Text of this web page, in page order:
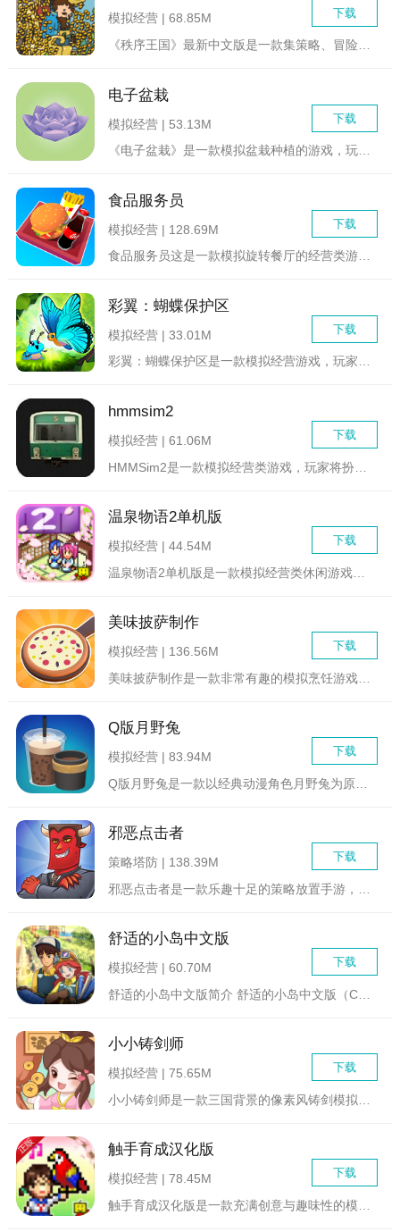
下载
模拟经营 | 68.85M
《秩序王国》最新中文版是一款集策略、冒险与角色扮演于一体的深...
电子盆栽
下载
模拟经营 | 53.13M
《电子盆栽》是一款模拟盆栽种植的游戏，玩家可以体验到种植植物...
食品服务员
下载
模拟经营 | 128.69M
食品服务员这是一款模拟旋转餐厅的经营类游戏，在游戏中制作出很...
彩翼：蝴蝶保护区
下载
模拟经营 | 33.01M
彩翼：蝴蝶保护区是一款模拟经营游戏，玩家将在游戏中担任蝴蝶保...
hmmsim2
下载
模拟经营 | 61.06M
温泉物语2单机版
下载
模拟经营 | 44.54M
美味披萨制作
下载
模拟经营 | 136.56M
Q版月野兔
下载
模拟经营 | 83.94M
邪恶点击者
下载
策略塔防 | 138.39M
舒适的小岛中文版
下载
模拟经营 | 60.70M
小小铸剑师
下载
模拟经营 | 75.65M
触手育成汉化版
下载
模拟经营 | 78.45M